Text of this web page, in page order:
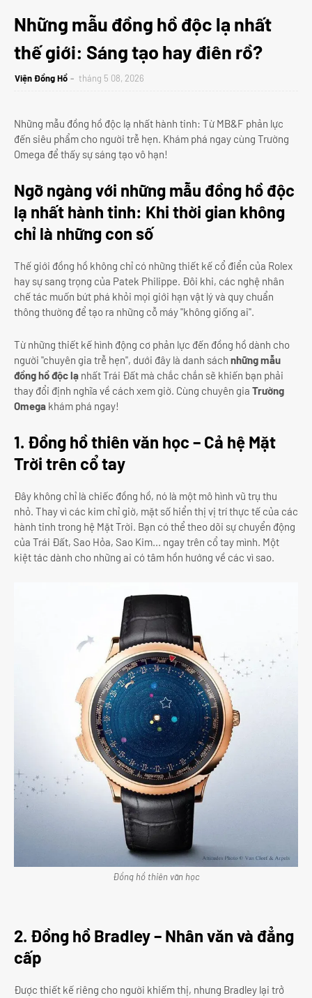
Những mẫu đồng hồ độc lạ nhất
thế giới: Sáng tạo hay điên rồ?
Viện Đồng Hồ tháng 5 08, 2026
Những mẫu đồng hồ độc lạ nhất hành tinh: Từ MB&F phản lực
đến siêu phẩm cho người trễ hẹn. Khám phá ngay cùng Trường
Omega để thấy sự sáng tạo vô hạn!
Ngỡ ngàng với những mẫu đồng hồ độc
lạ nhất hành tinh: Khi thời gian không
chỉ là những con số
Thế giới đồng hồ không chỉ có những thiết kế cổ điển của Rolex
hay sự sang trọng của Patek Philippe. Đôi khi, các nghệ nhân
chế tác muốn bứt phá khỏi mọi giới hạn vật lý và quy chuẩn
thông thường để tạo ra những cỗ máy "không giống ai".
Từ những thiết kế hình động cơ phản lực đến đồng hồ dành cho
người "chuyên gia trễ hẹn", dưới đây là danh sách những mẫu
đồng hồ độc lạ nhất Trái Đất mà chắc chắn sẽ khiến bạn phải
thay đổi định nghĩa về cách xem giờ. Cùng chuyên gia Trường
Omega khám phá ngay!
1. Đồng hồ thiên văn học – Cả hệ Mặt
Trời trên cổ tay
Đây không chỉ là chiếc đồng hồ, nó là một mô hình vũ trụ thu
nhỏ. Thay vì các kim chỉ giờ, mặt số hiển thị vị trí thực tế của các
hành tinh trong hệ Mặt Trời. Bạn có thể theo dõi sự chuyển động
của Trái Đất, Sao Hỏa, Sao Kim... ngay trên cổ tay mình. Một
kiệt tác dành cho những ai có tâm hồn hướng về các vì sao.
Đồng hồ thiên văn học
2. Đồng hồ Bradley – Nhân văn và đẳng
cấp
Được thiết kế riêng cho người khiếm thị, nhưng Bradley lại trở